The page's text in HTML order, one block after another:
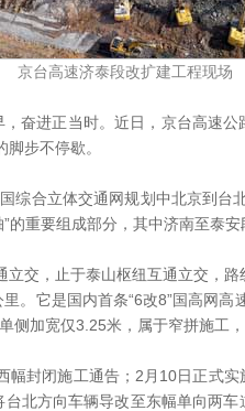
京台高速济泰段改扩建工程现场
，奋进正当时。近日，京台高速
步不停歇。
合立体交通网规划中北京到台
的重要组成部分，其中济南至泰
交，止于泰山枢纽互通立交，路
。它是国内首条“6改8”国高网高
侧加宽仅3.25米，属于窄拼施工
闭施工通告；2月10日正式实
北方向车辆导改至东幅单向两